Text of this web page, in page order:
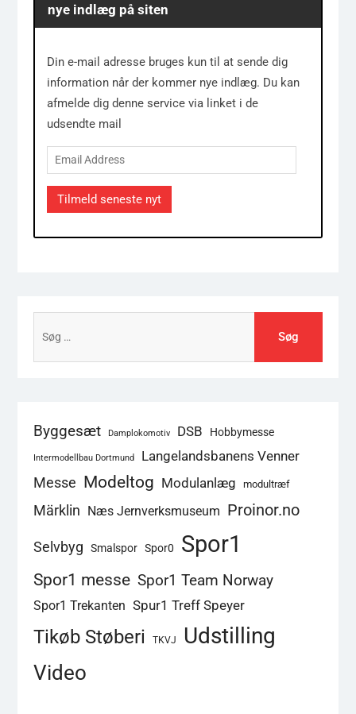
nye indlæg på siten
Din e-mail adresse bruges kun til at sende dig
information når der kommer nye indlæg. Du kan
afmelde dig denne service via linket i de
udsendte mail
Email
Address
Tilmeld seneste nyt
efter:
Byggesæt Damplokomotiv DSB Hobbymesse
Intermodellbau Dortmund
Langelandsbanens Venner
Messe Modeltog Modulanlæg modultræf
Märklin Næs Jernverksmuseum Proinor.no
Selvbyg Smalspor Spor0 Spor1
Spor1 messe Spor1 Team Norway
Spor1 Trekanten Spur1 Treff Speyer
Tikøb Støberi TKVJ Udstilling
Video